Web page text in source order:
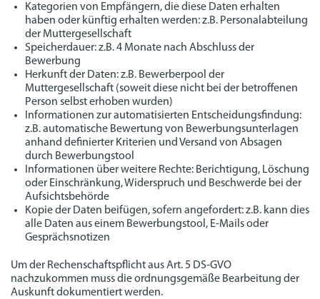
Kategorien von Empfängern, die diese Daten erhalten
haben oder künftig erhalten werden: z.B. Personalabteilung
der Muttergesellschaft
Speicherdauer: z.B. 4 Monate nach Abschluss der
Bewerbung
Herkunft der Daten: z.B. Bewerberpool der
Muttergesellschaft (soweit diese nicht bei der betroffenen
Person selbst erhoben wurden)
Informationen zur automatisierten Entscheidungsfindung:
z.B. automatische Bewertung von Bewerbungsunterlagen
anhand definierter Kriterien und Versand von Absagen
durch Bewerbungstool
Informationen über weitere Rechte: Berichtigung, Löschung
oder Einschränkung, Widerspruch und Beschwerde bei der
Aufsichtsbehörde
Kopie der Daten beifügen, sofern angefordert: z.B. kann dies
alle Daten aus einem Bewerbungstool, E-Mails oder
Gesprächsnotizen
Um der Rechenschaftspflicht aus Art. 5 DS-GVO
nachzukommen muss die ordnungsgemäße Bearbeitung der
Auskunft dokumentiert werden.